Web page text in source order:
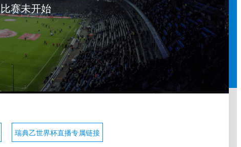
比赛未开始
瑞典乙世界杯直播专属链接